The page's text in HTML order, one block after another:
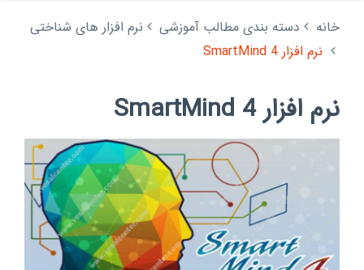
خانه دسته بندی مطالب آموزشی
نرم افزار های شناختی
نرم افزار SmartMind 4
نرم افزار SmartMind 4